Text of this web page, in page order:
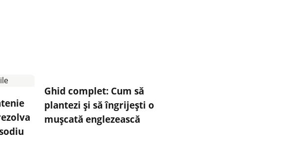
Ghid complet: Cum să
plantezi și să îngrijești o
mușcată englezească